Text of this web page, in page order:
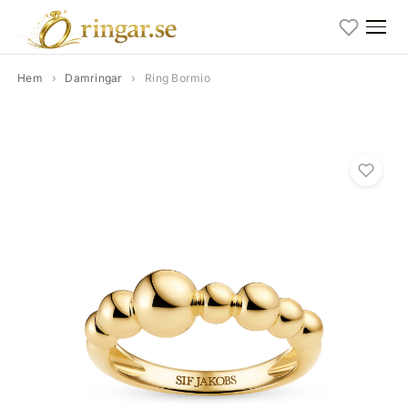
Hem › Damringar › Ring Bormio